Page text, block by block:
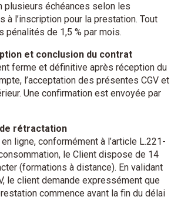
plusieurs échéances selon les
à l’inscription pour la prestation. Tout
pénalités de 1,5 % par mois.
et conclusion du contrat
ferme et définitive après réception du
l’acceptation des présentes CGV et
Une confirmation est envoyée par
rétractation
ligne, conformément à l’article L.221-
le Client dispose de 14
(formations à distance). En validant
le client demande expressément que
commence avant la fin du délai